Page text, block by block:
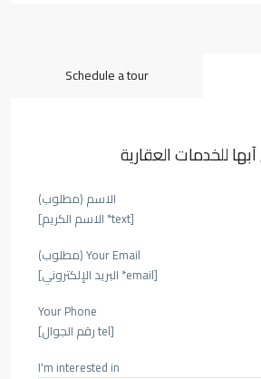
Schedule a tour
للخدمات العقارية
الاسم (مطلوب)
[text* الاسم الكريم]
Your Email (مطلوب)
[email* البريد الإلكتروني]
Your Phone
[tel رقم الجوال]
I'm interested in